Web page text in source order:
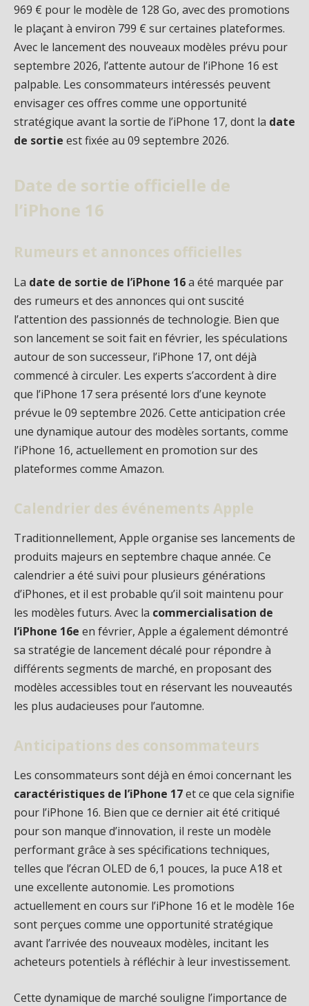
969 € pour le modèle de 128 Go, avec des promotions
le plaçant à environ 799 € sur certaines plateformes.
Avec le lancement des nouveaux modèles prévu pour
septembre 2026, l’attente autour de l’iPhone 16 est
palpable. Les consommateurs intéressés peuvent
envisager ces offres comme une opportunité
stratégique avant la sortie de l’iPhone 17, dont la date
de sortie est fixée au 09 septembre 2026.
Date de sortie officielle de
l’iPhone 16
Rumeurs et annonces officielles
La date de sortie de l’iPhone 16a été marquée par
des rumeurs et des annonces qui ont suscité
l’attention des passionnés de technologie. Bien que
son lancement se soit fait en février, les spéculations
autour de son successeur, l’iPhone 17, ont déjà
commencé à circuler. Les experts s’accordent à dire
que l’iPhone 17 sera présenté lors d’une keynote
prévue le 09 septembre 2026. Cette anticipation crée
une dynamique autour des modèles sortants, comme
l’iPhone 16, actuellement en promotion sur des
plateformes comme Amazon.
Calendrier des événements Apple
Traditionnellement, Apple organise ses lancements de
produits majeurs en septembre chaque année. Ce
calendrier a été suivi pour plusieurs générations
d’iPhones, et il est probable qu’il soit maintenu pour
les modèles futurs. Avec la commercialisation de
l’iPhone 16e en février, Apple a également démontré
sa stratégie de lancement décalé pour répondre à
différents segments de marché, en proposant des
modèles accessibles tout en réservant les nouveautés
les plus audacieuses pour l’automne.
Anticipations des consommateurs
Les consommateurs sont déjà en émoi concernant les
caractéristiques de l’iPhone 17et ce que cela signifie
pour l’iPhone 16. Bien que ce dernier ait été critiqué
pour son manque d’innovation, il reste un modèle
performant grâce à ses spécifications techniques,
telles que l’écran OLED de 6,1 pouces, la puce A18 et
une excellente autonomie. Les promotions
actuellement en cours sur l’iPhone 16 et le modèle 16e
sont perçues comme une opportunité stratégique
avant l’arrivée des nouveaux modèles, incitant les
acheteurs potentiels à réfléchir à leur investissement.
Cette dynamique de marché souligne l’importance de